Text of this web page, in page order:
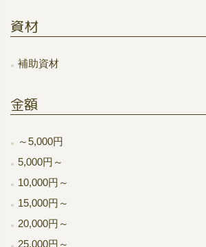
資材
補助資材
金額
～5,000円
5,000円～
10,000円～
15,000円～
20,000円～
25,000円～